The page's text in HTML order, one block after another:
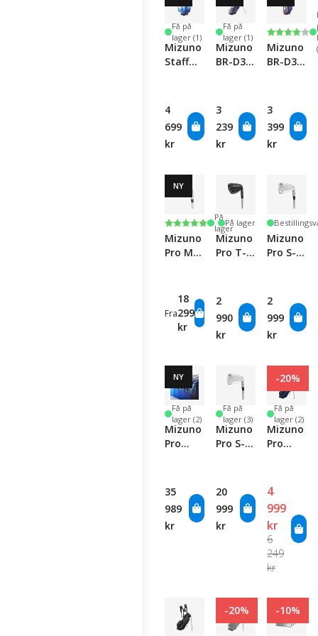
Få på
lager (1)
Mizuno
Staff
White/Blue
4
699
kr
Få på
lager (1)
Mizuno
BR-D3
Bag -
Navy/Red
3
239
kr
Karakter:
4.0 av 5
Mizuno
BR-D3
Navy/Red
3
399
kr
NY
Karakter:
5.0 av 5 mulige
På
lager
Mizuno
Pro M-
Fra
18
299
kr
På lager
Mizuno
Pro T-3
2
990
kr
Mizuno
Pro S-1
Club
2
999
kr
NY
Få på
lager (2)
Mizuno
Pro
35
989
kr
Få på
lager (3)
Mizuno
Pro S-1
20
999
kr
-20%
Få på
lager (2)
Mizuno
Pro
Navy
4
999
kr
6
249
kr
-20% -10%